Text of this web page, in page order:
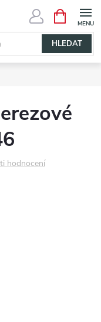
HLEDAT
NÁKUPNÍ
KOŠÍK
hodnocení